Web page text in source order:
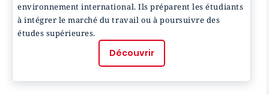
environnement international. Ils préparent les étudiants
à intégrer le marché du travail ou à poursuivre des
études supérieures.
Découvrir